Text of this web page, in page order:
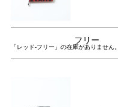
フリー
「レッド-フリー」の在庫がありません。